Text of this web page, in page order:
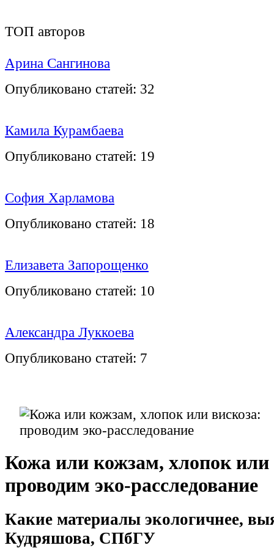
ТОП авторов
Арина Сангинова
Опубликовано статей: 32
Камила Курамбаева
Опубликовано статей: 19
София Харламова
Опубликовано статей: 18
Елизавета Запорощенко
Опубликовано статей: 10
Александра Луккоева
Опубликовано статей: 7
Кожа или кожзам, хлопок или
проводим эко-расследование
Какие материалы экологичнее,
Кудряшова, СПбГУ